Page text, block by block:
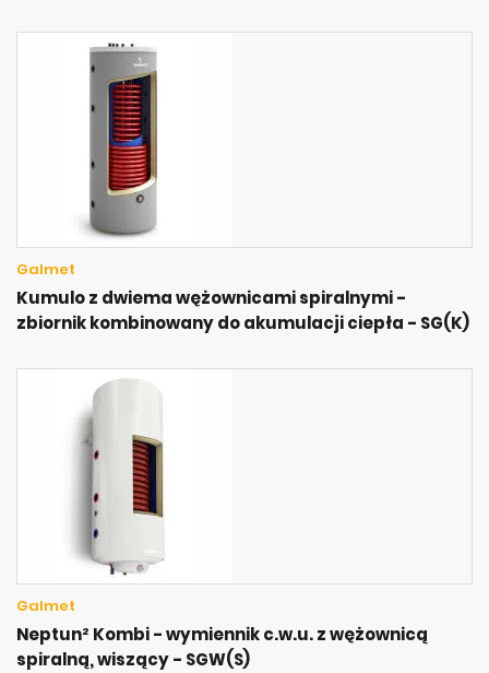
Galmet
Kumulo z dwiema wężownicami spiralnymi -
zbiornik kombinowany do akumulacji ciepła - SG(K)
Galmet
Neptun² Kombi - wymiennik c.w.u. z wężownicą
spiralną, wiszący - SGW(S)